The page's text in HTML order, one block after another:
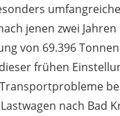
jenen zwei
von 69.396
frühen
nach Bad